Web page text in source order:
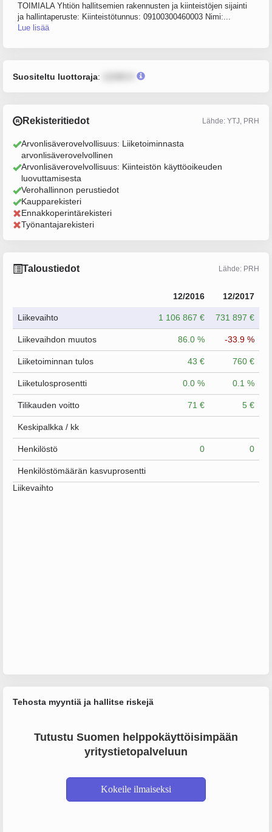
TOIMIALA Yhtiön hallitsemien rakennusten ja kiinteistöjen sijainti
ja hallintaperuste: Kiinteistötunnus: 09100300460003 Nimi:...
Lue lisää
Suositeltu luottoraja:
Rekisteritiedot Lähde: YTJ, PRH
Arvonlisäverovelvollisuus: Liiketoiminnasta
arvonlisäverovelvollinen
Arvonlisäverovelvollisuus: Kiinteistön käyttöoikeuden
luovuttamisesta
Verohallinnon perustiedot
Kaupparekisteri
Ennakkoperintärekisteri
Työnantajarekisteri
Taloustiedot Lähde: PRH
12/2016 12/2017
Liikevaihto 1 106 867 € 731 897 €
Liikevaihdon muutos 86.0 % -33.9 %
Liiketoiminnan tulos 43 € 760 €
Liiketulosprosentti 0.0 % 0.1 %
Tilikauden voitto 71 € 5 €
Keskipalkka / kk
Henkilöstö 0 0
Henkilöstömäärän kasvuprosentti
Liikevaihto
Tehosta myyntiä ja hallitse riskejä
Tutustu Suomen helppokäyttöisimpään
yritystietopalveluun
Kokeile ilmaiseksi